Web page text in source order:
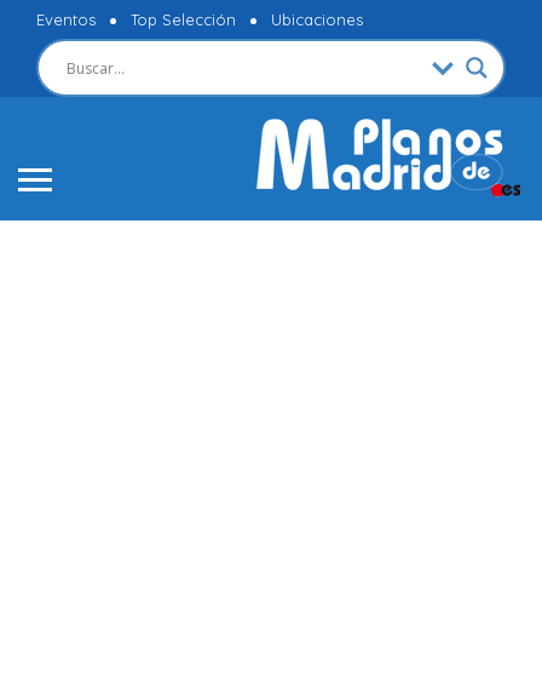
Eventos Top Selección Ubicaciones